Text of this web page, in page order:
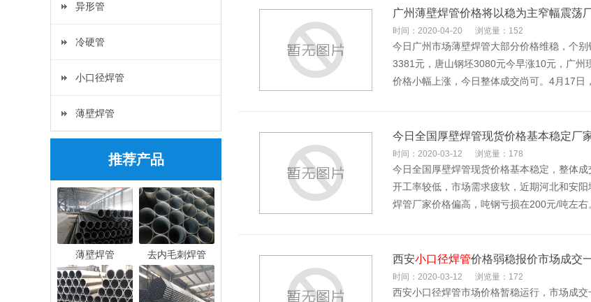
异形管
冷硬管
小口径焊管
薄壁焊管
推荐产品
薄壁焊管 去内毛刺焊管
广州薄壁焊管价格将以稳为主窄幅震荡
时间：2020-04-20 浏览量：152
今日广州市场薄壁焊管大部分价格维稳，个
3381元，唐山钢坯3080元今早涨10元，广州
价格小幅上涨，今日整体成交尚可。4月17
今日全国厚壁焊管现货价格基本稳定厂
时间：2020-03-12 浏览量：178
今日全国厚壁焊管现货价格基本稳定，整体
开工率较低，市场需求疲软，近期河北和安
焊管厂家价格偏高，吨钢亏损在200元/吨左
西安小口径焊管价格弱稳报价市场成交
时间：2020-03-12 浏览量：172
西安小口径焊管市场价格暂稳运行，市场成